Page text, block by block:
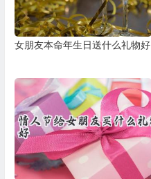
女朋友本命年生日送什么礼物好